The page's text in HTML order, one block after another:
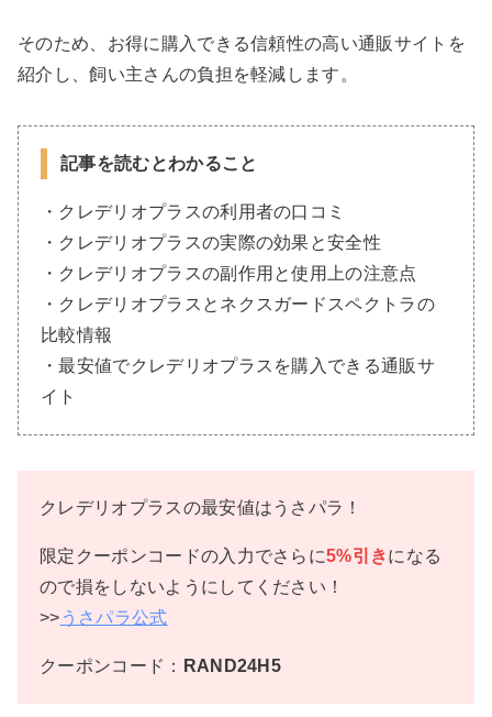
そのため、お得に購入できる信頼性の高い通販サイトを
紹介し、飼い主さんの負担を軽減します。
記事を読むとわかること
・クレデリオプラスの利用者の口コミ
・クレデリオプラスの実際の効果と安全性
・クレデリオプラスの副作用と使用上の注意点
・クレデリオプラスとネクスガードスペクトラの
比較情報
・最安値でクレデリオプラスを購入できる通販サ
イト
クレデリオプラスの最安値はうさパラ！
限定クーポンコードの入力でさらに5%引きになる
ので損をしないようにしてください！
>> うさパラ公式
クーポンコード： RAND24H5